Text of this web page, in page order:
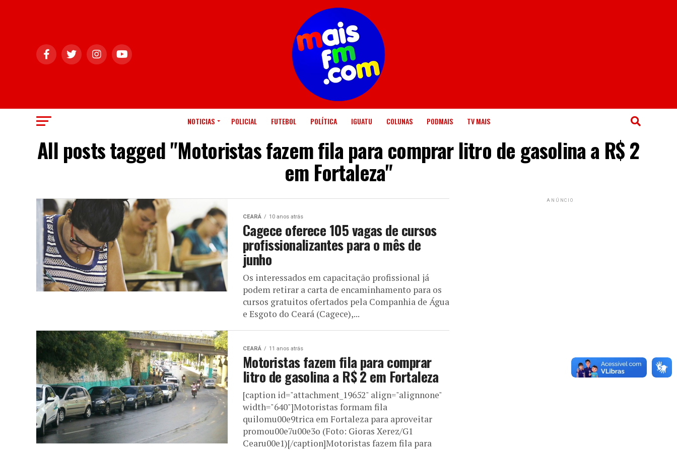
NOTICIAS POLICIAL FUTEBOL POLÍTICA IGUATU COLUNAS PODMAIS TV MAIS
All posts tagged "Motoristas fazem fila para comprar litro de gasolina a R$ 2
em Fortaleza"
CEARÁ 10 anos atrás
Cagece oferece 105 vagas de cursos
profissionalizantes para o mês de
junho
Os interessados em capacitação profissional já
podem retirar a carta de encaminhamento para os
cursos gratuitos ofertados pela Companhia de Água
e Esgoto do Ceará (Cagece),...
CEARÁ 11 anos atrás
Motoristas fazem fila para comprar
litro de gasolina a R$ 2 em Fortaleza
[caption id="attachment_19652" align="alignnone"
width="640"]Motoristas formam fila
quilomu00e9trica em Fortaleza para aproveitar
promou00e7u00e3o (Foto: Gioras Xerez/G1
Cearu00e1)[/caption]Motoristas fazem fila para
ANÚNCIO